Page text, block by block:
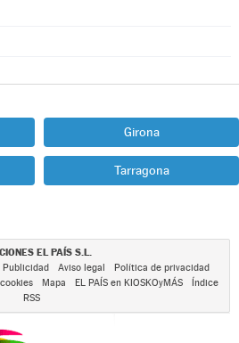
Girona
Tarragona
EL PAÍS S.L.
Publicidad Aviso legal
Política de privacidad
Mapa EL PAÍS en KIOSKOyMÁS
Índice
RSS